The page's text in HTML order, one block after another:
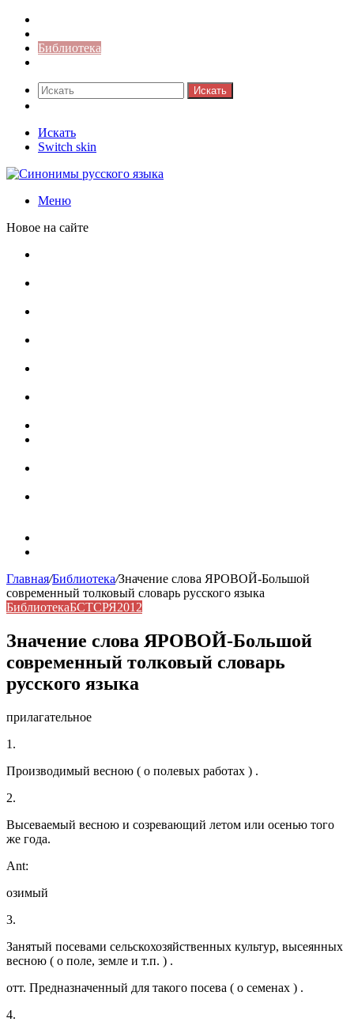
Библиотека
Искать
Искать
Switch skin
Меню
Новое на сайте
Главная/Библиотека/Значение слова ЯРОВОЙ-Большой
современный толковый словарь русского языка
БиблиотекаБСТСРЯ2012
Значение слова ЯРОВОЙ-Большой
современный толковый словарь
русского языка
прилагательное
1.
Производимый весною ( о полевых работах ) .
2.
Высеваемый весною и созревающий летом или осенью того
же года.
Ant:
озимый
3.
Занятый посевами сельскохозяйственных культур, высеянных
весною ( о поле, земле и т.п. ) .
отт. Предназначенный для такого посева ( о семенах ) .
4.